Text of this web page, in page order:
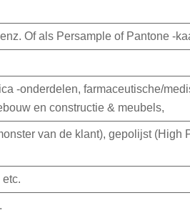
Of als Persample of Pantone -
-onderdelen, farmaceutische/
en constructie & meubels,
van de klant), gepolijst (High